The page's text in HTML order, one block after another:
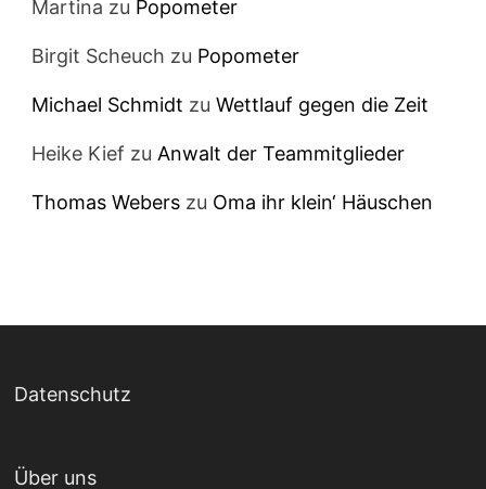
Martina zu Popometer
Birgit Scheuch zu Popometer
Michael Schmidt zuWettlauf gegen die Zeit
Heike Kief zu Anwalt der Teammitglieder
Thomas Webers zu Oma ihr klein‘ Häuschen
Datenschutz
Über uns